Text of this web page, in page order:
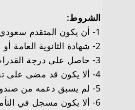
الشروط:
1- أن يكون المتقدم سعودي الجنسية.
2- شهادة الثانوية العامة أو ما يعادلها بنسبة (75%) فأعلى (مسار علمي).
3- حاصل على درجة القدرات العامة (قياس) بنسبة 60% فأعلى.
4- ألا يكون قد مضى على تخرجه من الثانوية 5 سنوات.
5- لم يسبق دعمه من صندوق تنمية الموارد البشرية (هدف).
6- ألا يكون مسجل في التأمينات الاجتماعية.